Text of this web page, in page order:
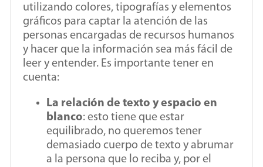
utilizando colores, tipografías y elementos
gráficos para captar la atención de las
personas encargadas de recursos humanos
y hacer que la información sea más fácil de
leer y entender. Es importante tener en
cuenta:
La relación de texto y espacio en
blanco: esto tiene que estar
equilibrado, no queremos tener
demasiado cuerpo de texto y abrumar
a la persona que lo reciba y, por el